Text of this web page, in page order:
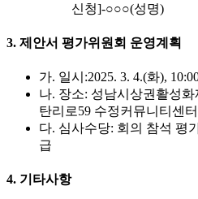
신청]-○○○(성명)
3. 제안서 평가위원회 운영계획
가. 일시:2025. 3. 4.(화),
나. 장소: 성남시상권활성
탄리로59 수정커뮤니티센
다. 심사수당: 회의 참석 평
급
4. 기타사항